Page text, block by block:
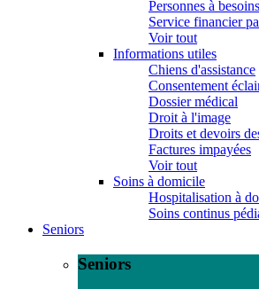
Personnes à
Service financier
Voir tout
Informations utiles
Chiens d'assistance
Consentement
Dossier médical
Droit à l'image
Droits et devoirs
Factures impayées
Voir tout
Soins à domicile
Hospitalisation à
Soins continus
Seniors
Seniors